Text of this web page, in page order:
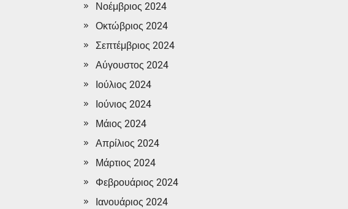
Νοέμβριος 2024
Οκτώβριος 2024
Σεπτέμβριος 2024
Αύγουστος 2024
Ιούλιος 2024
Ιούνιος 2024
Μάιος 2024
Απρίλιος 2024
Μάρτιος 2024
Φεβρουάριος 2024
Ιανουάριος 2024